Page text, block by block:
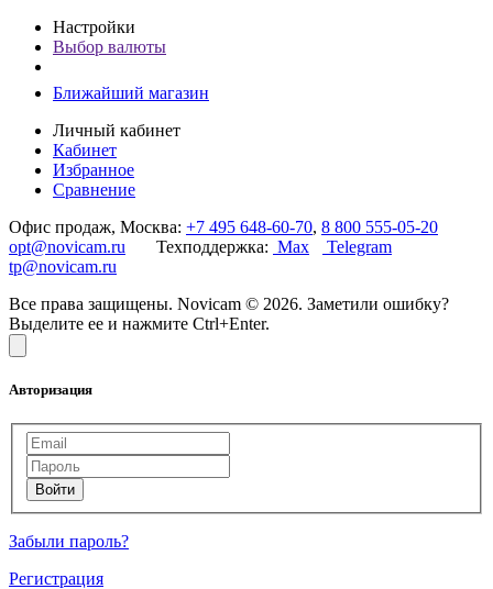
Настройки
Выбор валюты
Ближайший магазин
Личный кабинет
Кабинет
Избранное
Сравнение
Офис продаж, Москва: +7 495 648-60-70, 8 800 555-05-20
opt@novicam.ru Техподдержка: Max
Telegram
tp@novicam.ru
Все права защищены. Novicam © 2026. Заметили ошибку?
Выделите ее и нажмите Ctrl+Enter.
Авторизация
Забыли пароль?
Регистрация